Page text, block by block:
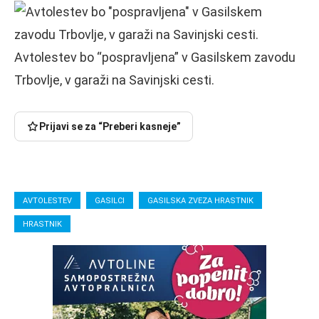
Avtolestev bo “pospravljena” v Gasilskem zavodu
Trbovlje, v garaži na Savinjski cesti.
Prijavi se za “Preberi kasneje”
AVTOLESTEV GASILCI GASILSKA ZVEZA HRASTNIK
HRASTNIK